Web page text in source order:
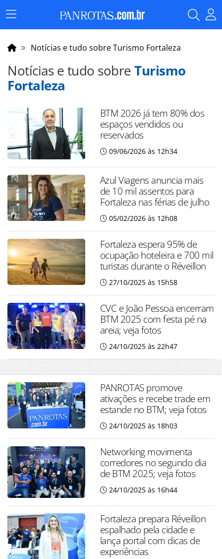
Menu
Principal
Notícias e tudo sobre Turismo Fortaleza
Notícias e tudo sobreTurismo
Fortaleza
BTM 2026 já tem 80% dos
espaços vendidos ou
reservados
09/06/2026 às 12h34
Azul Viagens anuncia mais
de 10 mil assentos para
Fortaleza nas férias de julho
05/02/2026 às 12h08
Fortaleza espera 95% de
ocupação hoteleira e 700 mil
turistas durante o Réveillon
27/10/2025 às 15h58
CVC e João Pessoa encerram
BTM 2025 com festa pé na
areia; veja fotos
24/10/2025 às 22h47
PANROTAS promove
ativações e recebe trade em
estande no BTM; veja fotos
24/10/2025 às 18h03
Networking movimenta
corredores no segundo dia
de BTM 2025; veja fotos
24/10/2025 às 16h44
Fortaleza prepara Réveillon
espalhado pela cidade e
lança portal com dicas de
experiências